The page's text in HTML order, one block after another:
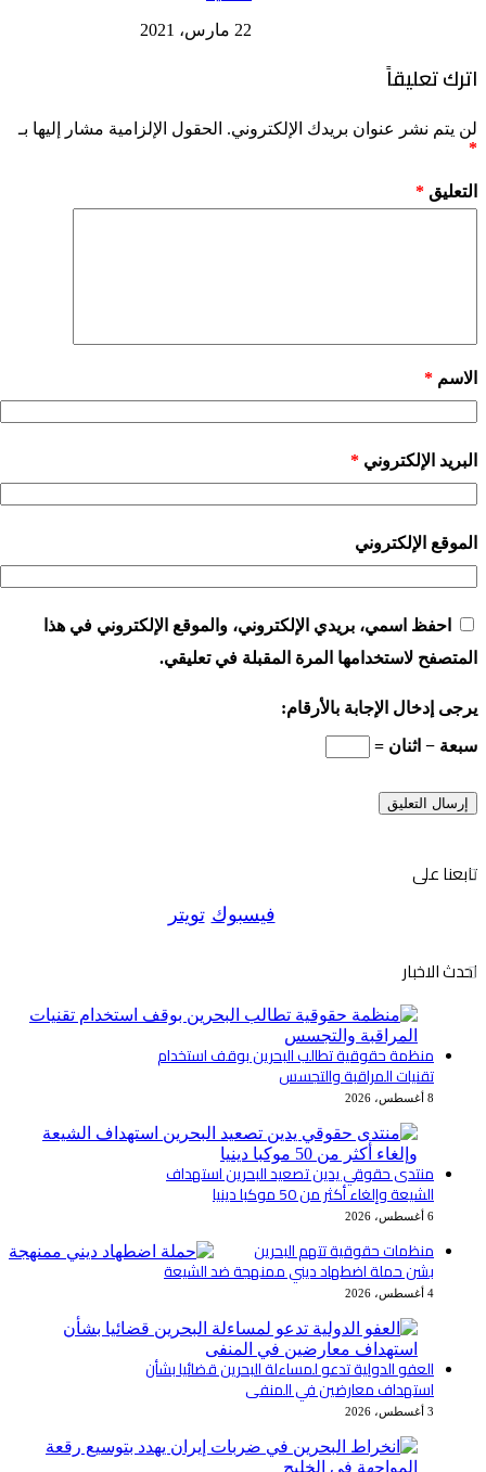
22 مارس، 2021
اترك تعليقاً
لن يتم نشر عنوان بريدك الإلكتروني. الحقول الإلزامية مشار إليها بـ
*
التعليق *
الاسم *
البريد الإلكتروني *
الموقع الإلكتروني
احفظ اسمي، بريدي الإلكتروني، والموقع الإلكتروني في هذا
المتصفح لاستخدامها المرة المقبلة في تعليقي.
يرجى إدخال الإجابة بالأرقام:
سبعة − اثنان =
تابعنا على
فيسبوك تويتر
احدث الاخبار
منظمة حقوقية تطالب البحرين بوقف استخدام
تقنيات المراقبة والتجسس
8 أغسطس، 2026
منتدى حقوقي يدين تصعيد البحرين استهداف
الشيعة وإلغاء أكثر من 50 موكبا دينيا
6 أغسطس، 2026
منظمات حقوقية تتهم البحرين
بشن حملة اضطهاد ديني ممنهجة ضد الشيعة
4 أغسطس، 2026
العفو الدولية تدعو لمساءلة البحرين قضائيا بشأن
استهداف معارضين في المنفى
3 أغسطس، 2026